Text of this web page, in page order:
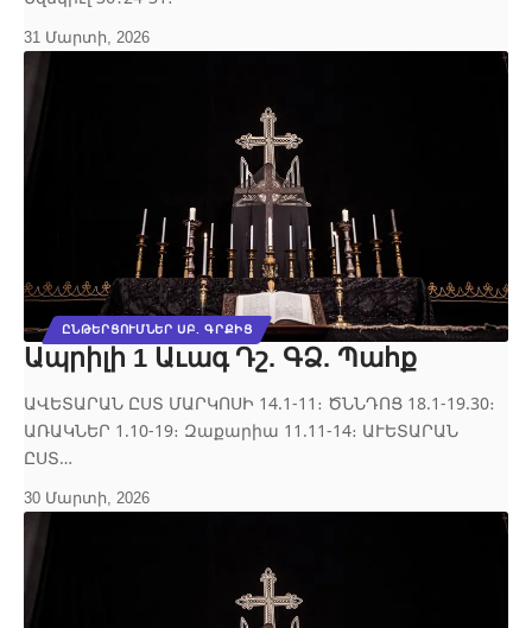
31 Մարտի, 2026
ԸՆԹԵՐՑՈՒՄՆԵՐ ՍԲ. ԳՐՔԻՑ
Ապրիլի 1 Աւագ Դշ. ԳՁ. Պահք
ԱՎԵՏԱՐԱՆ ԸՍՏ ՄԱՐԿՈՍԻ 14.1‐11։ ԾՆՆԴՈՑ 18.1‐19.30։
ԱՌԱԿՆԵՐ 1.10‐19։ Զաքարիա 11.11‐14։ ԱՒԵՏԱՐԱՆ
ԸՍՏ…
30 Մարտի, 2026